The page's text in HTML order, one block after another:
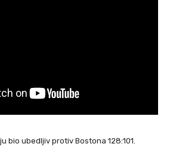
bio ubedljiv protiv Bostona 128:101.